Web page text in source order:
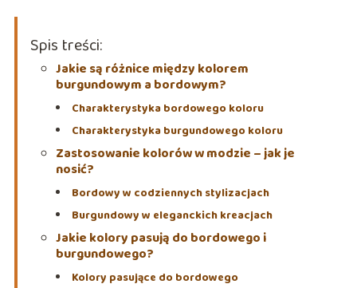
Spis treści:
Jakie są różnice między kolorem
burgundowym a bordowym?
Charakterystyka bordowego koloru
Charakterystyka burgundowego koloru
Zastosowanie kolorów w modzie – jak je
nosić?
Bordowy w codziennych stylizacjach
Burgundowy w eleganckich kreacjach
Jakie kolory pasują do bordowego i
burgundowego?
Kolory pasujące do bordowego